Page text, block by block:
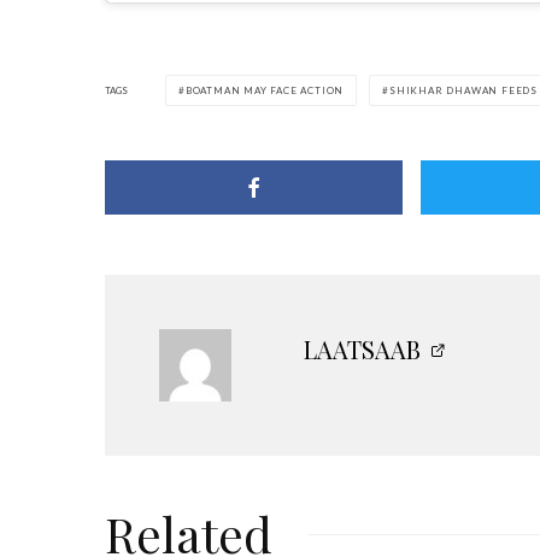
TAGS BOATMAN MAY FACE ACTION SHIKHAR DHAWAN
LAATSAAB
Related